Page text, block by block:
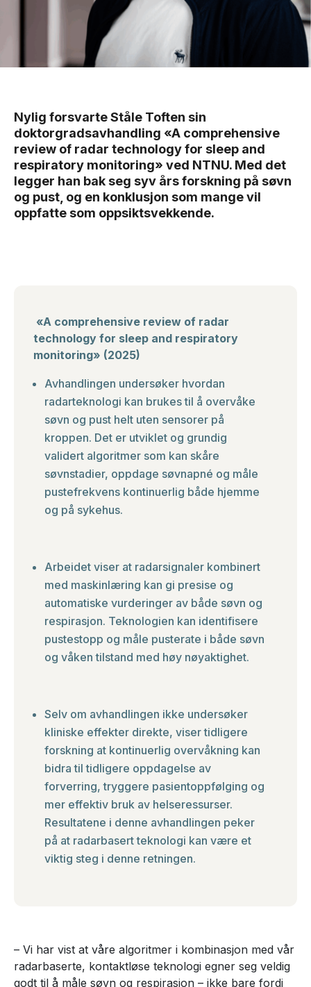
Nylig forsvarte Ståle Toften sin
doktorgradsavhandling «A comprehensive
review of radar technology for sleep and
respiratory monitoring» ved NTNU. Med det
legger han bak seg syv års forskning på søvn
og pust, og en konklusjon som mange vil
oppfatte som oppsiktsvekkende.
«A comprehensive review of radar
technology for sleep and respiratory
monitoring» (2025)
Avhandlingen undersøker hvordan
radarteknologi kan brukes til å overvåke
søvn og pust helt uten sensorer på
kroppen. Det er utviklet og grundig
validert algoritmer som kan skåre
søvnstadier, oppdage søvnapné og måle
pustefrekvens kontinuerlig både hjemme
og på sykehus.
Arbeidet viser at radarsignaler kombinert
med maskinlæring kan gi presise og
automatiske vurderinger av både søvn og
respirasjon. Teknologien kan identifisere
pustestopp og måle pusterate i både søvn
og våken tilstand med høy nøyaktighet.
Selv om avhandlingen ikke undersøker
kliniske effekter direkte, viser tidligere
forskning at kontinuerlig overvåkning kan
bidra til tidligere oppdagelse av
forverring, tryggere pasientoppfølging og
mer effektiv bruk av helseressurser.
Resultatene i denne avhandlingen peker
på at radarbasert teknologi kan være et
viktig steg i denne retningen.
– Vi har vist at våre algoritmer i kombinasjon med vår
radarbaserte, kontaktløse teknologi egner seg veldig
godt til å måle søvn og respirasjon – ikke bare fordi